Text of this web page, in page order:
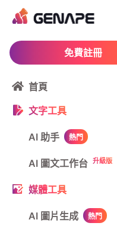
免費註冊
首頁
文字工具
AI 助手 熱門
AI 圖文工作台 升級版
媒體工具
AI 圖片生成 熱門